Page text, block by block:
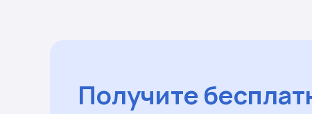
Получите